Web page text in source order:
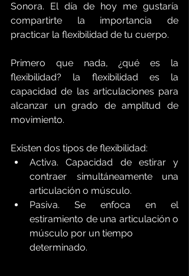
Sonora. El día de hoy me gustaría
compartirte la importancia de
practicar la flexibilidad de tu cuerpo.
Primero que nada, ¿qué es la
flexibilidad? la flexibilidad es la
capacidad de las articulaciones para
alcanzar un grado de amplitud de
movimiento.
Existen dos tipos de flexibilidad:
Activa. Capacidad de estirar y
contraer simultáneamente una
articulación o músculo.
Pasiva. Se enfoca en el
estiramiento de una articulación o
músculo por un tiempo
determinado.